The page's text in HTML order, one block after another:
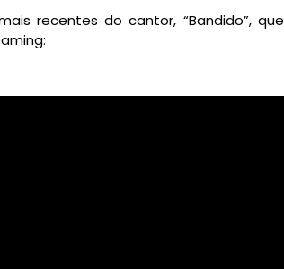
recentes do cantor, “Bandido”, que